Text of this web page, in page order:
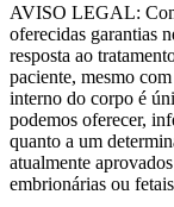
AVISO LEGAL:
oferecidas garantias
resposta ao
paciente, mesmo
interno do corpo é
podemos oferecer,
quanto a um
atualmente
embrionárias ou